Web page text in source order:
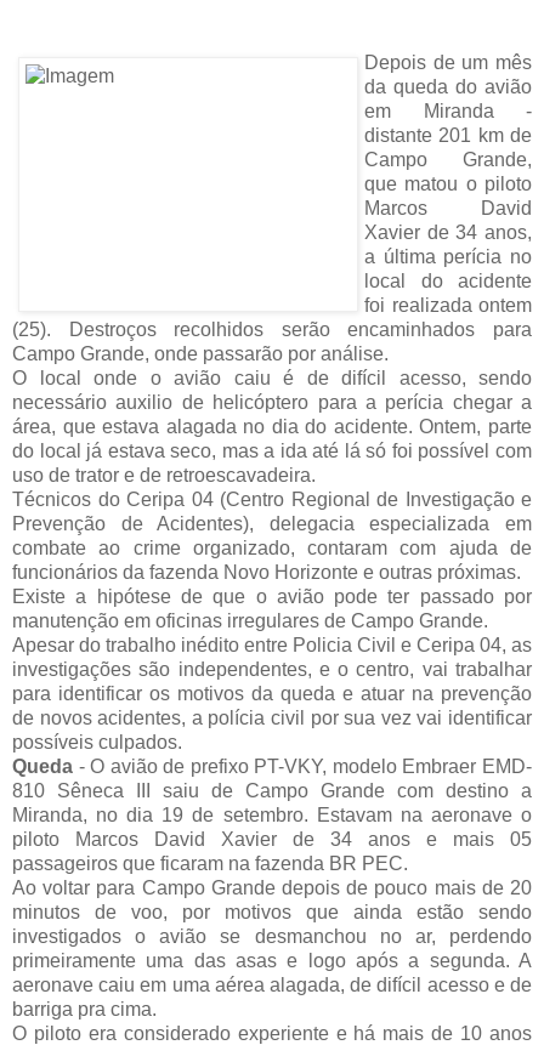
Depois de um mês
da queda do avião
em Miranda -
distante 201 km de
Campo Grande,
que matou o piloto
Marcos David
Xavier de 34 anos,
a última perícia no
local do acidente
foi realizada ontem
(25). Destroços recolhidos serão encaminhados para
Campo Grande, onde passarão por análise.
O local onde o avião caiu é de difícil acesso, sendo
necessário auxilio de helicóptero para a perícia chegar a
área, que estava alagada no dia do acidente. Ontem, parte
do local já estava seco, mas a ida até lá só foi possível com
uso de trator e de retroescavadeira.
Técnicos do Ceripa 04 (Centro Regional de Investigação e
Prevenção de Acidentes), delegacia especializada em
combate ao crime organizado, contaram com ajuda de
funcionários da fazenda Novo Horizonte e outras próximas.
Existe a hipótese de que o avião pode ter passado por
manutenção em oficinas irregulares de Campo Grande.
Apesar do trabalho inédito entre Policia Civil e Ceripa 04, as
investigações são independentes, e o centro, vai trabalhar
para identificar os motivos da queda e atuar na prevenção
de novos acidentes, a polícia civil por sua vez vai identificar
possíveis culpados.
Queda - O avião de prefixo PT-VKY, modelo Embraer EMD-
810 Sêneca III saiu de Campo Grande com destino a
Miranda, no dia 19 de setembro. Estavam na aeronave o
piloto Marcos David Xavier de 34 anos e mais 05
passageiros que ficaram na fazenda BR PEC.
Ao voltar para Campo Grande depois de pouco mais de 20
minutos de voo, por motivos que ainda estão sendo
investigados o avião se desmanchou no ar, perdendo
primeiramente uma das asas e logo após a segunda. A
aeronave caiu em uma aérea alagada, de difícil acesso e de
barriga pra cima.
O piloto era considerado experiente e há mais de 10 anos